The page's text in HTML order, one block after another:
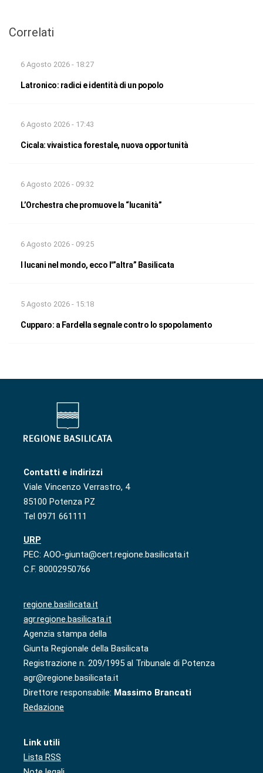
Correlati
6 Agosto 2026 - 18:27
Latronico: radici e identità di un popolo
6 Agosto 2026 - 17:43
Cicala: vivaistica forestale, nuova opportunità
6 Agosto 2026 - 09:32
L’Orchestra che promuove la “lucanità”
6 Agosto 2026 - 09:25
I lucani nel mondo, ecco l'”altra” Basilicata
5 Agosto 2026 - 15:18
Cupparo: a Fardella segnale contro lo spopolamento
Contatti e indirizzi
Viale Vincenzo Verrastro, 4
85100 Potenza PZ
Tel 0971 661111
URP
PEC: AOO-giunta@cert.regione.basilicata.it
C.F. 80002950766
regione.basilicata.it
agr.regione.basilicata.it
Agenzia stampa della
Giunta Regionale della Basilicata
Registrazione n. 209/1995 al Tribunale di Potenza
agr@regione.basilicata.it
Direttore responsabile: Massimo Brancati
Redazione
Link utili
Lista RSS